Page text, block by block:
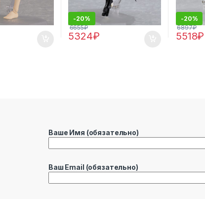
-20%
5324₽
6655₽
-20%
5518₽
6897₽
Ваше Имя (обязательно)
Ваш Email (обязательно)